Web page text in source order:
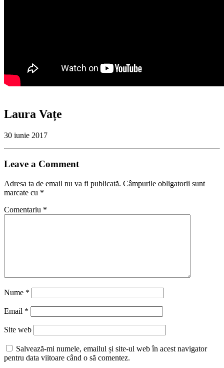
Laura Vațe
30 iunie 2017
Leave a Comment
Adresa ta de email nu va fi publicată. Câmpurile obligatorii sunt
marcate cu *
Comentariu *
Nume *
Email *
Site web
Salvează-mi numele, emailul și site-ul web în acest navigator
pentru data viitoare când o să comentez.